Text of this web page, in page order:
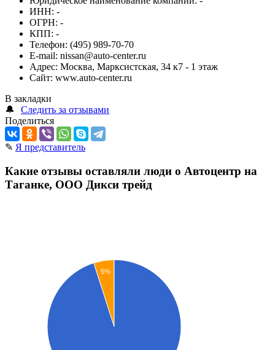
ИНН: -
ОГРН: -
КПП: -
Телефон: (495) 989-70-70
E-mail: nissan@auto-center.ru
Адрес: Москва, Марксистская, 34 к7 - 1 этаж
Сайт: www.auto-center.ru
В закладки
🔔
Следить за отзывами
Поделиться
✎ Я представитель
Какие отзывы оставляли люди о Автоцентр на
Таганке, ООО Дикси трейд
5%